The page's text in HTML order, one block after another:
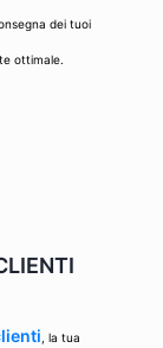
dei tuoi
ottimale.
, la tua